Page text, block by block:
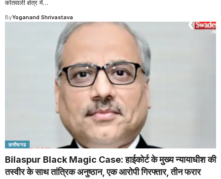
कोतवाली क्षेत्र में…
ByYoganand Shrivastava
छत्तीसगढ
Bilaspur Black Magic Case: हाईकोर्ट के मुख्य न्यायाधीश की
तस्वीर के साथ तांत्रिक अनुष्ठान, एक आरोपी गिरफ्तार, तीन फरार